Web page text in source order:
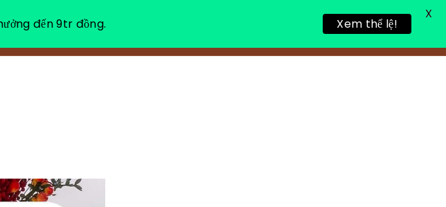
NGHỈ DƯỠNG THƯ GIÃN
đến 9tr đồng. Xem thể lệ!
X